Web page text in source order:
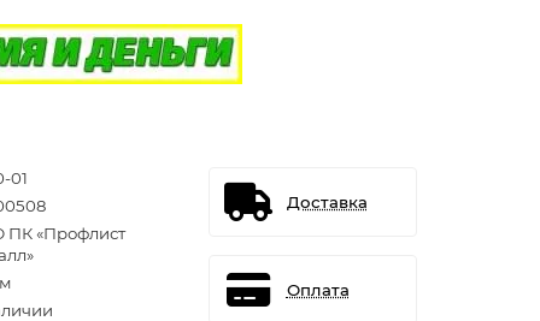
01
«Профлист
Доставка
Оплата